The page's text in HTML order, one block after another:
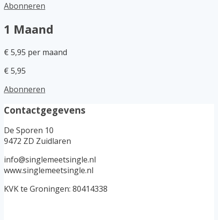
Abonneren
1 Maand
€ 5,95 per maand
€ 5,95
Abonneren
Contactgegevens
De Sporen 10
9472 ZD Zuidlaren
info@singlemeetsingle.nl
www.singlemeetsingle.nl
KVK te Groningen: 80414338